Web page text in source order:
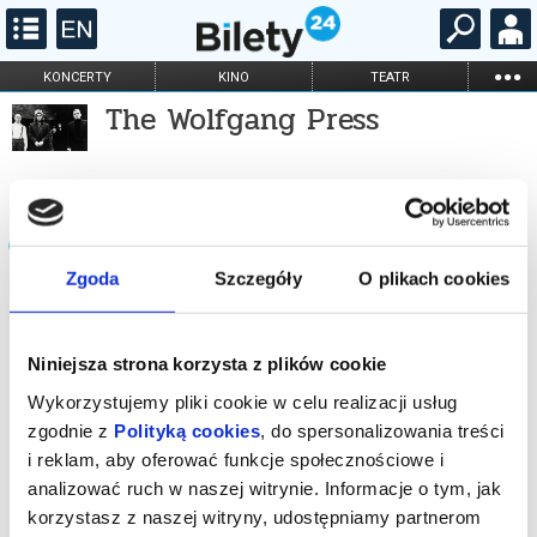
Zgoda Szczegóły O plikach cookies
Niniejsza strona korzysta z plików cookie
Wykorzystujemy pliki cookie w celu realizacji usług
zgodnie z Polityką cookies , do spersonalizowania treści
i reklam, aby oferować funkcje społecznościowe i
analizować ruch w naszej witrynie. Informacje o tym, jak
korzystasz z naszej witryny, udostępniamy partnerom
KONCERTY KINO TEATR ...
FILHARMONIA OPERA I BALET
STAND-UP
DLA DZIECI
The Wolfgang Press
Wydarzenia powiązane z artystą
WOLFGANG FLÜR, THE
WOLFGANG PRESS
24.10.2026, Łódź